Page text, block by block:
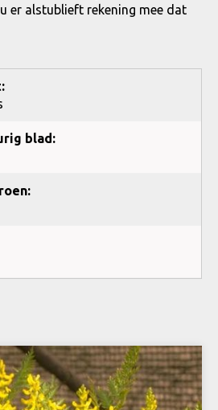
er alstublieft rekening mee dat
blad: